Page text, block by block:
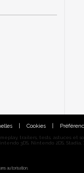
Cookies
trailers, tests, astuces et
3DS, Nintendo 2DS, Stadia,
autorisation.